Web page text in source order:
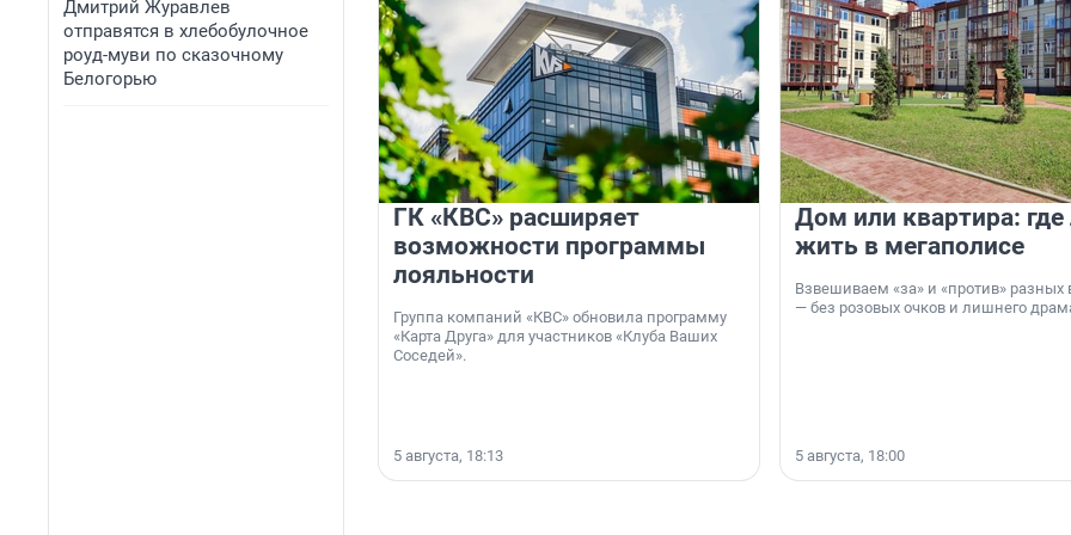
Дмитрий Журавлев
отправятся в хлебобулочное
роуд-муви по сказочному
Белогорью
ГК «КВС» расширяет
возможности программы
лояльности
Группа компаний «КВС» обновила программу
«Карта Друга» для участников «Клуба Ваших
Соседей».
5 августа, 18:13
Дом или квартира:
жить в мегаполисе
Взвешиваем «за» и «против» разных
— без розовых очков и лишнего
5 августа, 18:00